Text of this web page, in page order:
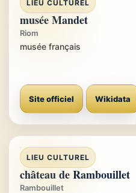
LIEU CULTUREL
musée Mandet
Riom
musée français
Site officiel Wikidata
LIEU CULTUREL
château de Rambouillet
Rambouillet